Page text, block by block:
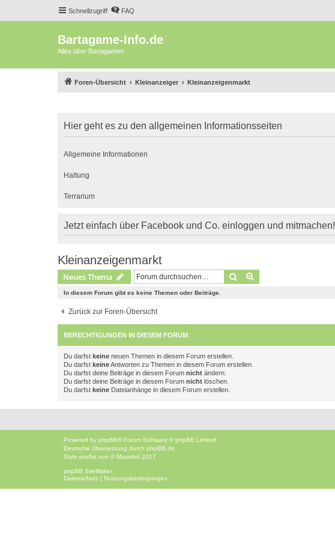
Schnellzugriff FAQ
Bartagame-Info.de
Alles über Bartagamen
Foren-Übersicht Kleinanzeiger Kleinanzeigenmarkt
Hier geht es zu den allgemeinen Informationsseiten
Allgemeine Informationen
Haltung
Terrarium
Jetzt einfach über Facebook und Co. einloggen und mitmachen!
Kleinanzeigenmarkt
Neues Thema Suche
In diesem Forum gibt es keine Themen oder Beiträge.
Zurück zur Foren-Übersicht
BERECHTIGUNGEN IN DIESEM FORUM
Du darfst keine neuen Themen in diesem Forum erstellen.
Du darfst keineAntworten zu Themen in diesem Forum erstellen.
Du darfst deine Beiträge in diesem Forum nicht ändern.
Du darfst deine Beiträge in diesem Forum nicht löschen.
Du darfst keine Dateianhänge in diesem Forum erstellen.
Powered by phpBB® Forum Software © phpBB Limited
Deutsche Übersetzung durch phpBB.de
Style proflat von © Mazeltof 2017
phpBB SiteMaker
Datenschutz | Nutzungsbedingungen